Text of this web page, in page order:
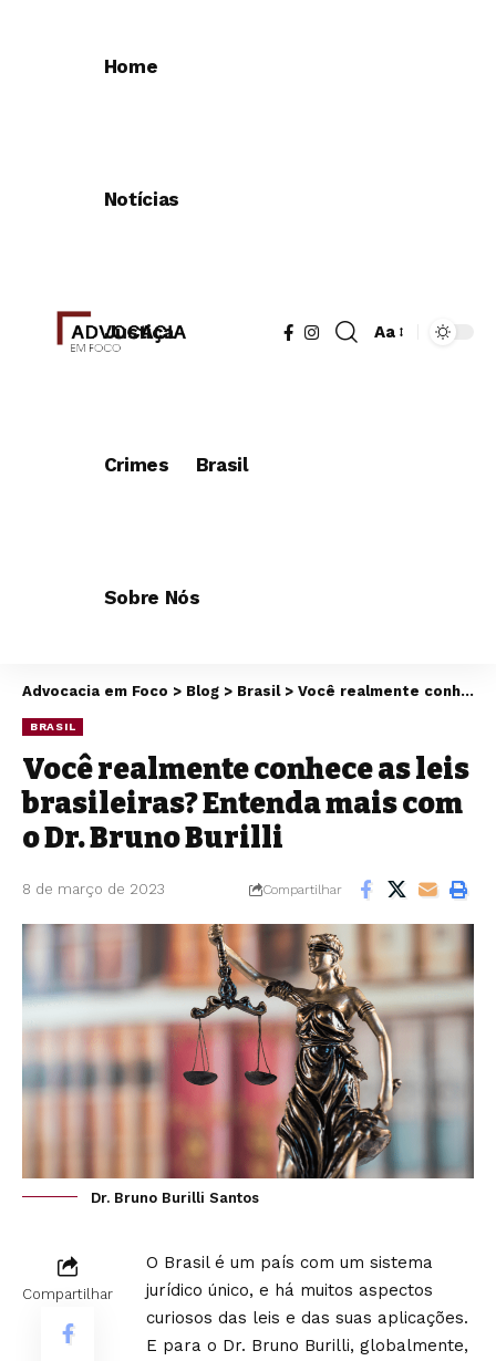
Home
Notícias
Justiça
Crimes Brasil
Sobre Nós
Aa
Advocacia em Foco > Blog > Brasil> Você realmente conhece as leis brasileiras? Entenda mais com o Dr. Bruno Burilli
BRASIL
Você realmente conhece as leis
brasileiras? Entenda mais com
o Dr. Bruno Burilli
8 de março de 2023 Compartilhar
Dr. Bruno Burilli Santos
Compartilhar
O Brasil é um país com um sistema
jurídico único, e há muitos aspectos
curiosos das leis e das suas aplicações.
E para o Dr. Bruno Burilli, globalmente,